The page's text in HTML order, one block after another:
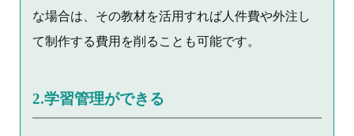
な場合は、その教材を活用すれば人件費や外注し
て制作する費用を削ることも可能です。
2.学習管理ができる